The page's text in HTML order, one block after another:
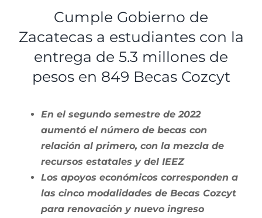
Cumple Gobierno de
Zacatecas a estudiantes con la
entrega de 5.3 millones de
pesos en 849 Becas Cozcyt
En el segundo semestre de 2022
aumentó el número de becas con
relación al primero, con la mezcla de
recursos estatales y del IEEZ
Los apoyos económicos corresponden a
las cinco modalidades de Becas Cozcyt
para renovación y nuevo ingreso